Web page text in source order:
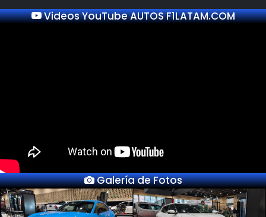
Videos YouTube AUTOS F1LATAM.COM
Galería de Fotos